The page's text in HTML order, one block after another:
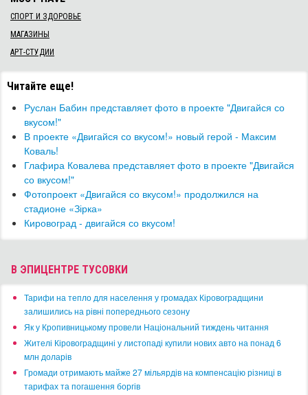
СПОРТ И ЗДОРОВЬЕ
МАГАЗИНЫ
АРТ-СТУДИИ
Читайте еще!
Руслан Бабин представляет фото в проекте "Двигайся со
вкусом!"
В проекте «Двигайся со вкусом!» новый герой - Максим
Коваль!
Глафира Ковалева представляет фото в проекте "Двигайся
со вкусом!"
Фотопроект «Двигайся со вкусом!» продолжился на
стадионе «Зірка»
Кировоград - двигайся со вкусом!
В ЭПИЦЕНТРЕ ТУСОВКИ
​Тарифи на тепло для населення у громадах Кіровоградщини
залишились на рівні попереднього сезону
​Як у Кропивницькому провели Національний тиждень читання
​Жителі Кіровоградщині у листопаді купили нових авто на понад 6
млн доларів
​Громади отримають майже 27 мільярдів на компенсацію різниці в
тарифах та погашення боргів